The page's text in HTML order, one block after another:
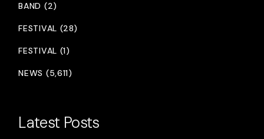
BAND (2)
FESTIVAL (28)
FESTIVAL (1)
NEWS (5,611)
Latest Posts